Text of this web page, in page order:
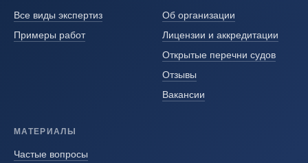
Все виды экспертиз
Примеры работ
Об организации
Лицензии и аккредитации
Открытые перечни судов
Отзывы
Вакансии
МАТЕРИАЛЫ
Частые вопросы